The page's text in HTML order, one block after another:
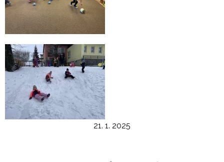
21. 1. 2025